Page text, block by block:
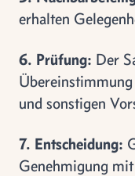
erhalten
6. Prüfung: Der
und sonstigen
7. Entscheidung:
Genehmigung